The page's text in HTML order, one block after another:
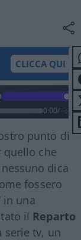
CLICCA QUI
0:00/--:--
punto di
quello che
dica
fossero
in una
il Reparto
serie tv, un